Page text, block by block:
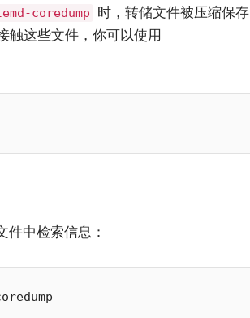
coredump
时，转储文件被压缩保存
触这些文件，你可以使用
件中检索信息：